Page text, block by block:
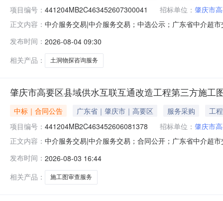
项目编号： 441204MB2C463452607300041 招标单位： 肇庆市
正文内容： 中介服务交易|中介服务交易；中选公示；广东省中介超
￥233,930元金额说明：1.公开选取方式：方案择优选取
发布时间： 2026-08-04 09:30
相关产品：
土洞物探咨询服务
肇庆市高要区县域供水互联互通改造工程第三方施工
中标｜合同公告 广东省｜肇庆市｜高要区 服务采购
工程
项目编号： 441204MB2C463452606081378 招标单位： 肇庆市
正文内容： 中介服务交易|中介服务交易；合同公开；广东省中介超
程第三方施工图审查服务合同编号：
一是在现有规
发布时间： 2026-08-03 16:44
相关产品：
施工图审查服务